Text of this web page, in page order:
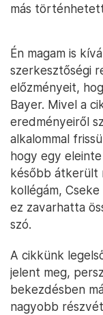
más
Én magam is
szerkesztőségi
előzményeit,
Bayer. Mivel a
eredményeiről
alkalommal
hogy egy
később átkerült
kollégám,
ez zavarhatta
szó.
A cikkünk
jelent meg,
bekezdésben
nagyobb